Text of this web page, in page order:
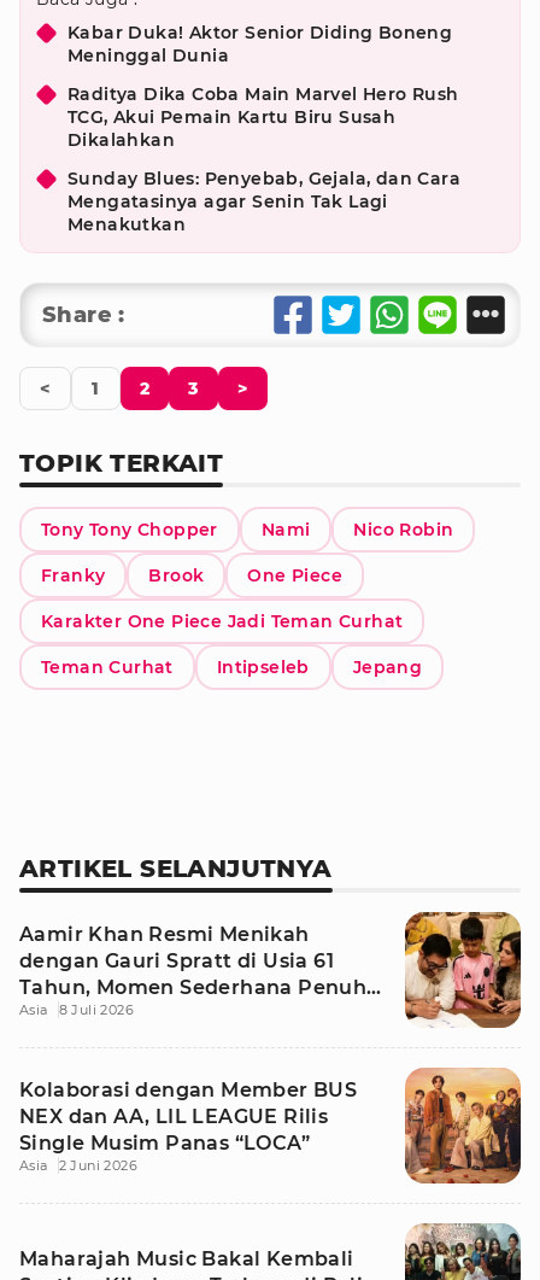
Kabar Duka! Aktor Senior Diding Boneng
Meninggal Dunia
Raditya Dika Coba Main Marvel Hero Rush
TCG, Akui Pemain Kartu Biru Susah
Dikalahkan
Sunday Blues: Penyebab, Gejala, dan Cara
Mengatasinya agar Senin Tak Lagi
Menakutkan
Share :
< 1 2 3 >
TOPIK TERKAIT
Tony Tony Chopper Nami Nico Robin
Franky Brook One Piece
Karakter One Piece Jadi Teman Curhat
Teman Curhat Intipseleb Jepang
ARTIKEL SELANJUTNYA
Aamir Khan Resmi Menikah
dengan Gauri Spratt di Usia 61
Tahun, Momen Sederhana Penuh
Kehangatan
Asia 8 Juli 2026
Kolaborasi dengan Member BUS
NEX dan AA, LIL LEAGUE Rilis
Single Musim Panas “LOCA”
Asia 2 Juni 2026
Maharajah Music Bakal Kembali